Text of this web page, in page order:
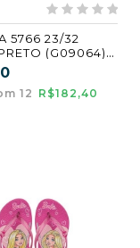
5766 23/32
(G09064)
12 R$182,40